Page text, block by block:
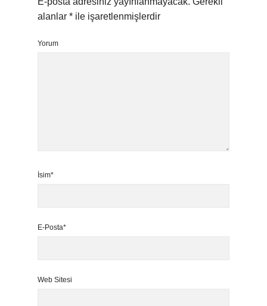
alanlar * ile işaretlenmişlerdir
Yorum
İsim*
E-Posta*
Web Sitesi